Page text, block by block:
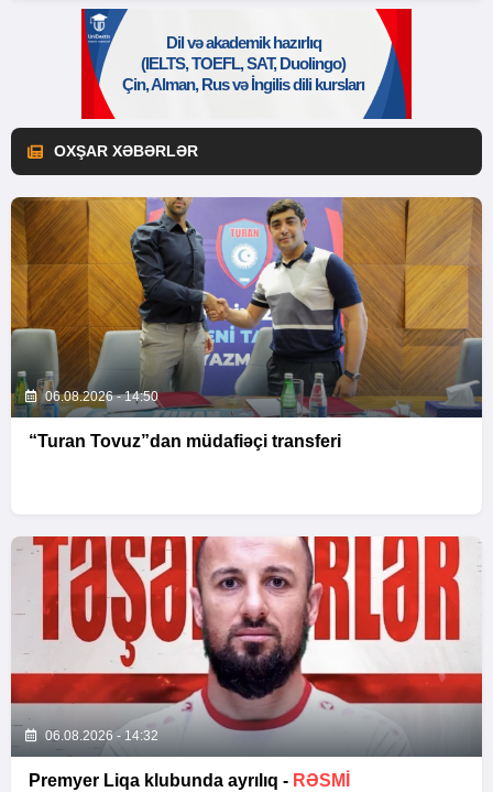
OXŞAR XƏBƏRLƏR
06.08.2026 - 14:50
“Turan Tovuz”dan müdafiəçi transferi
06.08.2026 - 14:32
Premyer Liqa klubunda ayrılıq - RƏSMİ